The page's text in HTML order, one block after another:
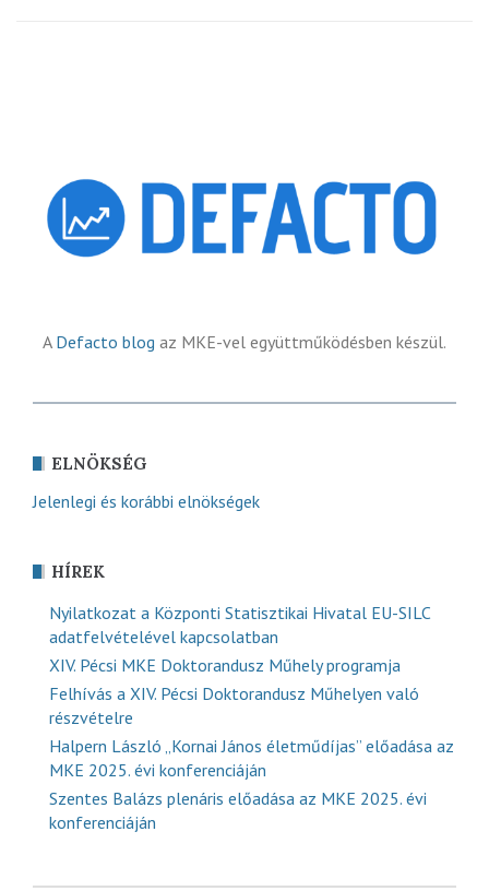
A Defacto blog az MKE-vel együttműködésben készül.
ELNÖKSÉG
Jelenlegi és korábbi elnökségek
HÍREK
Nyilatkozat a Központi Statisztikai Hivatal EU-SILC
adatfelvételével kapcsolatban
XIV. Pécsi MKE Doktorandusz Műhely programja
Felhívás a XIV. Pécsi Doktorandusz Műhelyen való
részvételre
Halpern László „Kornai János életműdíjas” előadása az
MKE 2025. évi konferenciáján
Szentes Balázs plenáris előadása az MKE 2025. évi
konferenciáján